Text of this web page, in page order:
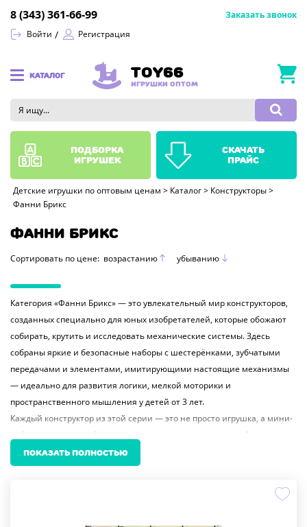
Войти Регистрация
8 (343) 361-66-99 Заказать звонок
КАТАЛОГ TOY66
ИГРУШКИ ОПТОМ
Детские игрушки по оптовым ценам > Каталог > Конструкторы >
Фанни Брикс
ФАННИ БРИКС
Сортировать по цене: возрастанию убыванию
Категория «Фанни Брикс» — это увлекательный мир конструкторов,
созданных специально для юных изобретателей, которые обожают
собирать, крутить и исследовать механические системы. Здесь
собраны яркие и безопасные наборы с шестерёнками, зубчатыми
передачами и элементами, имитирующими настоящие механизмы
— идеально для развития логики, мелкой моторики и
пространственного мышления у детей от 3 лет.
Каждый конструктор из этой серии — это не просто игрушка, а мини-
лаборатория, где ребёнок учится понимать принципы работы
механизмов: как вращаются шестерёнки, как передаётся движение и
почему некоторые части соединяются, а другие — нет. Такие игры
ПОКАЗАТЬ ПОЛНОСТЬЮ
подборка
игрушек
скачать
прайс